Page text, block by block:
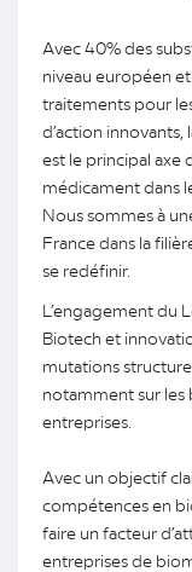
Avec 40% des
niveau européen
traitements pour
d’action
est le principal axe
médicament dans
Nous sommes à
France dans la
se redéfinir.
L’engagement du
Biotech et
mutations
notamment sur les
entreprises.
Avec un objectif
compétences en
faire un facteur
entreprises de